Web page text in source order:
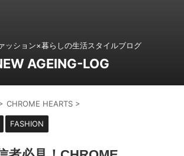
ッション×暮らしの生活スタイルブログ
AGEING-LOG
CHROME HEARTS >
FASHION